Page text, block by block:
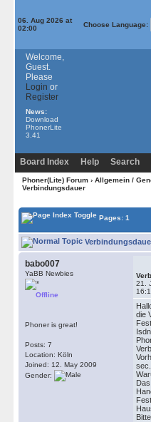
06. Aug 2026 at
02:00
Choose Language:
Welcome,
Guest.
Please
Login or
Register
News:
Download
PhonerLite
3.41
Board Index Help Search
Phoner(Lite) Forum› Allgemein /
Verbindungsdauer
Pages: 1
babo007
YaBB Newbies
Offline
Phoner is great!
Posts: 7
Location: Köln
Joined: 12. May 2009
Gender:
21.
die
sec.